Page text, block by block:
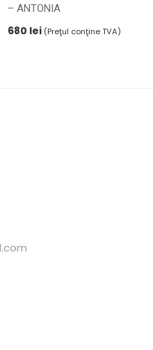
– ANTONIA
680 lei (Preţul conţine TVA)